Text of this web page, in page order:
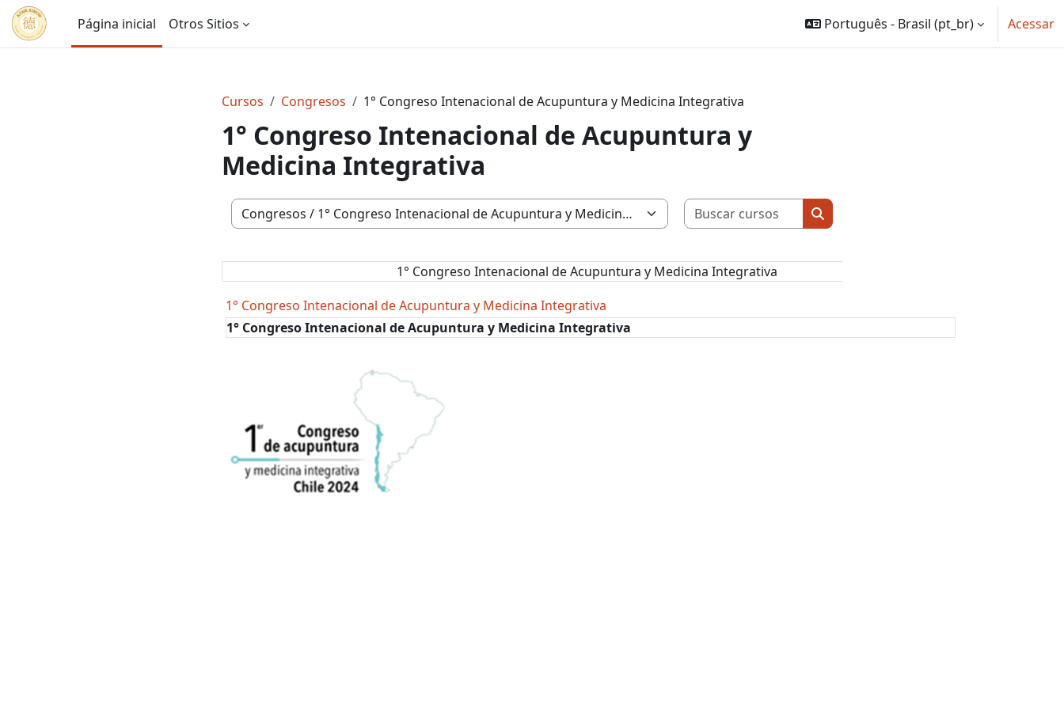
Ir para o conteúdo principal
Página inicial
Otros Sitios Português - Brasil ‎(pt_br)‎ Acessar
Cursos Congresos 1° Congreso Intenacional de Acupuntura y Medicina Integrativa
1° Congreso Intenacional de Acupuntura y
Medicina Integrativa
Categorias de Cursos
Buscar cursos
Buscar cursos
1° Congreso Intenacional de Acupuntura y Medicina Integrativa
1° Congreso Intenacional de Acupuntura y Medicina Integrativa
1° Congreso Intenacional de Acupuntura y Medicina Integrativa